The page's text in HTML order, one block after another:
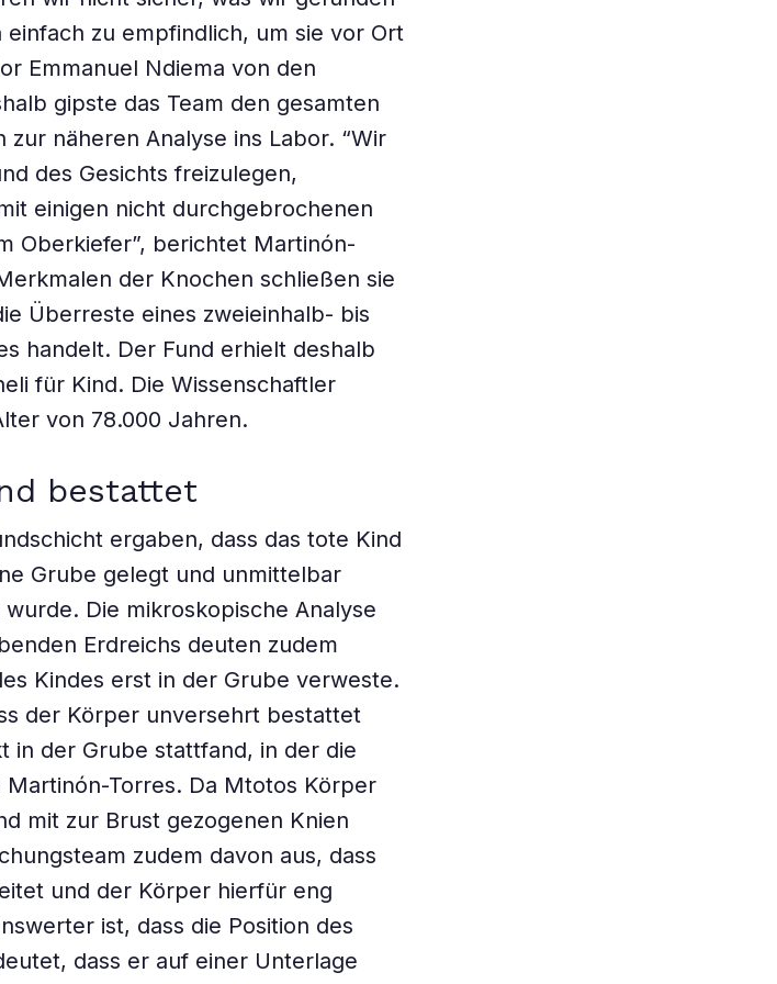
zu empfindlich, um sie vor Ort
Emmanuel Ndiema von den
gipste das Team den gesamten
näheren Analyse ins Labor. “Wir
des Gesichts freizulegen,
einigen nicht durchgebrochenen
Oberkiefer”, berichtet Martinón-
der Knochen schließen sie
Überreste eines zweieinhalb- bis
handelt. Der Fund erhielt deshalb
für Kind. Die Wissenschaftler
von 78.000 Jahren.
bestattet
ergaben, dass das tote Kind
Grube gelegt und unmittelbar
Die mikroskopische Analyse
Erdreichs deuten zudem
Kindes erst in der Grube verweste.
der Körper unversehrt bestattet
in der Grube stattfand, in der die
Torres. Da Mtotos Körper
mit zur Brust gezogenen Knien
zudem davon aus, dass
und der Körper hierfür eng
ist, dass die Position des
dass er auf einer Unterlage